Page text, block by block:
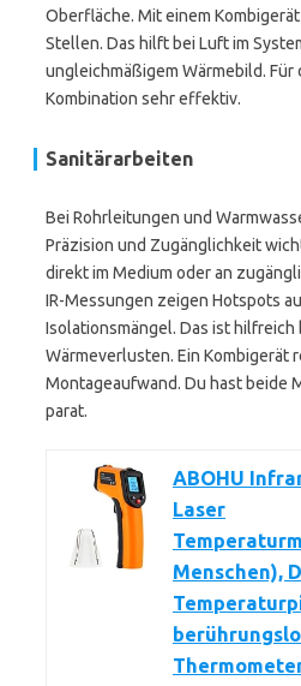
Oberfläche. Mit einem
Stellen. Das hilft bei Luft im
ungleichmäßigem Wärmebild. Für
Kombination sehr effektiv.
Sanitärarbeiten
Bei Rohrleitungen und
Präzision und Zugänglichkeit
direkt im Medium oder an
IR-Messungen zeigen Hotspots
Isolationsmängel. Das ist
Wärmeverlusten. Ein Kombigerät
Montageaufwand. Du hast beide
parat.
ABOHU
Laser
Menschen),